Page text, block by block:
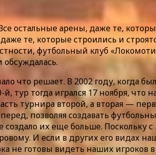
остальные арены, даже те,
те, которые строились и
футбольный клуб
решает. В 2002 году, когда
тур тогда игрался 17 ноября, что
турнира второй, а вторая —
позволяя создавать
их еще больше. Поскольку с
И если в других его видах
готовы видеть наших игроков